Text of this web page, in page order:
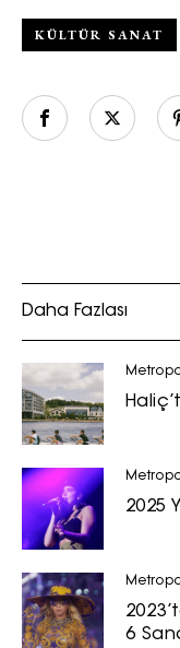
KÜLTÜR SANAT
Daha Fazlası
2025
6